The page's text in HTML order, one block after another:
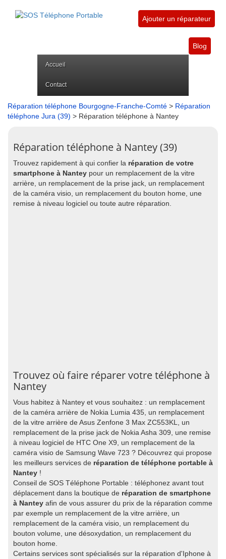
Ajouter un réparateur
Blog
Accueil
Contact
Réparation téléphone Bourgogne-Franche-Comté > Réparation
téléphone Jura (39) > Réparation téléphone à Nantey
Réparation téléphone à Nantey (39)
Trouvez rapidement à qui confier la réparation de votre
smartphone à Nantey pour un remplacement de la vitre
arrière, un remplacement de la prise jack, un remplacement
de la caméra visio, un remplacement du bouton home, une
remise à niveau logiciel ou toute autre réparation.
Trouvez où faire réparer votre téléphone à
Nantey
Vous habitez à Nantey et vous souhaitez : un remplacement
de la caméra arrière de Nokia Lumia 435, un remplacement
de la vitre arrière de Asus Zenfone 3 Max ZC553KL, un
remplacement de la prise jack de Nokia Asha 309, une remise
à niveau logiciel de HTC One X9, un remplacement de la
caméra visio de Samsung Wave 723 ? Découvrez qui propose
les meilleurs services de réparation de téléphone portable à
Nantey !
Conseil de SOS Téléphone Portable : téléphonez avant tout
déplacement dans la boutique de réparation de smartphone
à Nantey afin de vous assurer du prix de la réparation comme
par exemple un remplacement de la vitre arrière, un
remplacement de la caméra visio, un remplacement du
bouton volume, une désoxydation, un remplacement du
bouton home.
Certains services sont spécialisés sur la réparation d'Iphone à